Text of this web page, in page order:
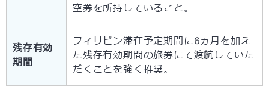
空券を所持していること。
残存有効
期間
フィリピン滞在予定期間に6ヵ月を加え
た残存有効期間の旅券にて渡航していた
だくことを強く推奨。